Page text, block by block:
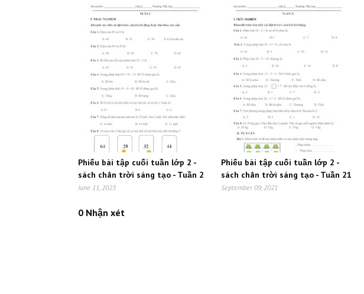
Phiếu bài tập cuối tuần lớp 2 -
sách chân trời sáng tạo - Tuần 2
June 11, 2023
Phiếu bài tập cuối tuần lớp 2 -
sách chân trời sáng tạo - Tuần 21
September 09, 2021
0 Nhận xét